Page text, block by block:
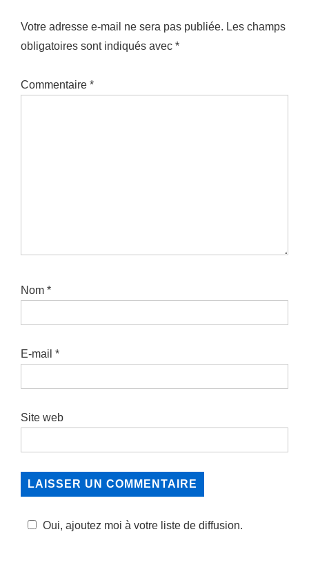
Votre adresse e-mail ne sera pas publiée. Les champs
obligatoires sont indiqués avec *
Commentaire *
Nom *
E-mail *
Site web
Oui, ajoutez moi à votre liste de diffusion.